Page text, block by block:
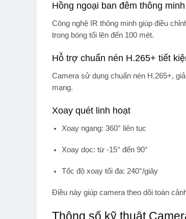
Hồng ngoại ban đêm thông
Công nghệ IR thông minh giúp điều
trong bóng tối lên đến 100 mét.
Hỗ trợ chuẩn nén H.265+ tiết
Camera sử dụng chuẩn nén H.265+,
mạng.
Xoay quét linh hoạt
Xoay ngang: 360° liên tục
Xoay dọc: từ -15° đến 90°
Tốc độ xoay tối đa: 240°/giây
Điều này giúp camera theo dõi toàn
Thông số kỹ thuật